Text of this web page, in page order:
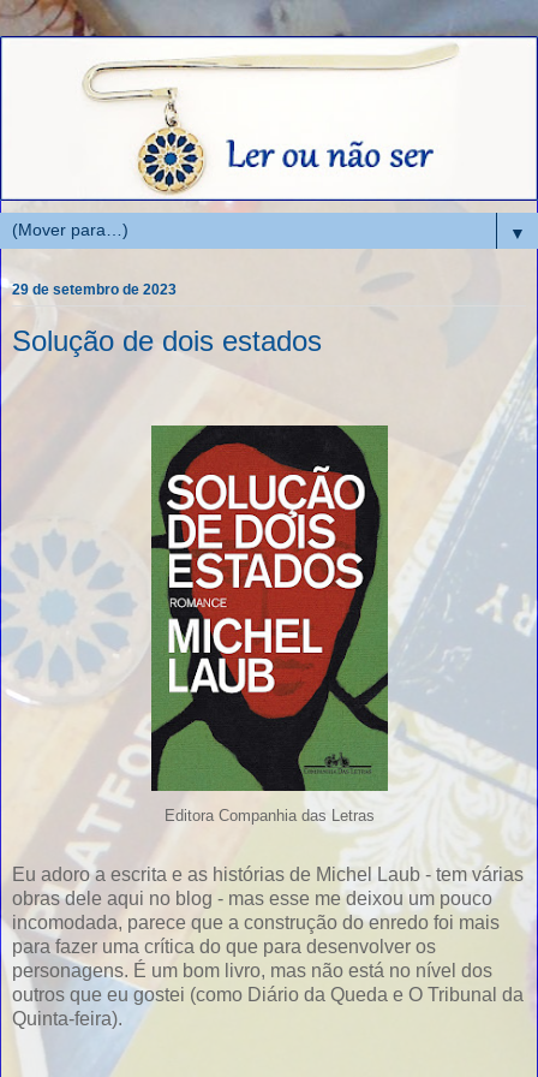
▼
29 de setembro de 2023
Solução de dois estados
Editora Companhia das Letras
Eu adoro a escrita e as histórias de Michel Laub - tem várias
obras dele aqui no blog - mas esse me deixou um pouco
incomodada, parece que a construção do enredo foi mais
para fazer uma crítica do que para desenvolver os
personagens. É um bom livro, mas não está no nível dos
outros que eu gostei (como Diário da Queda e O Tribunal da
Quinta-feira).